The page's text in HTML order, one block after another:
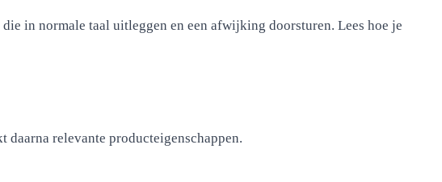
in normale taal uitleggen en een afwijking doorsturen. Lees hoe je
daarna relevante producteigenschappen.